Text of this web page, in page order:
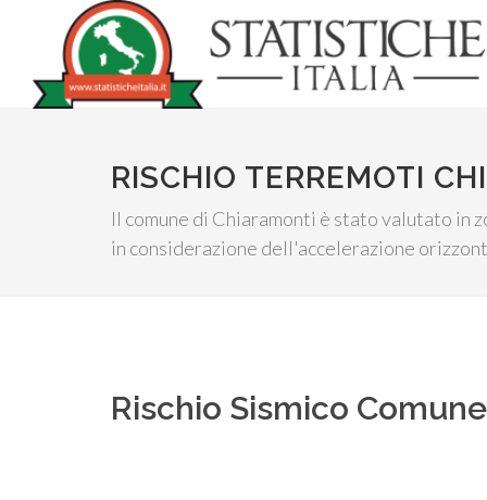
RISCHIO TERREMOTI
Il comune di Chiaramonti è stato valutato in
in considerazione dell'accelerazione
Rischio Sismico